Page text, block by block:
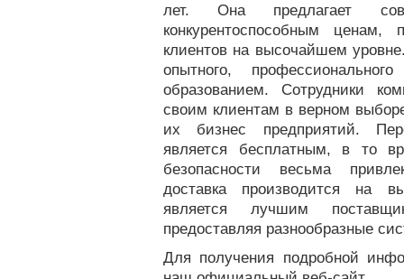
лет. Она предлагает
конкурентоспособным
клиентов на высочайшем
опытного,
образованием. Сотрудники
своим клиентам в верном
их бизнес предприятий.
является бесплатным, в то
безопасности весьма
доставка производится на
является лучшим
предоставляя разнообразные
Для получения подробной